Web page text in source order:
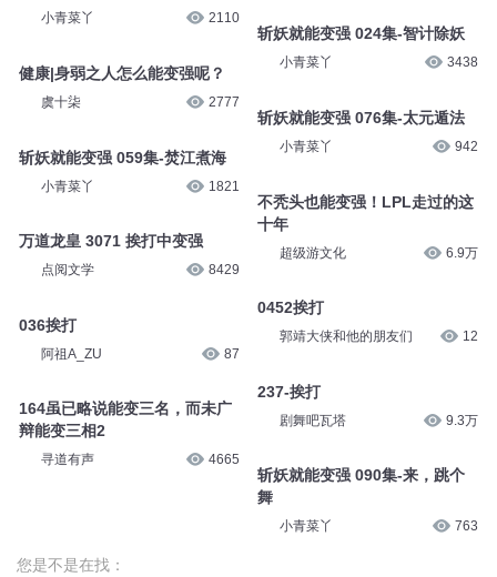
小青菜丫 2110
健康|身弱之人怎么能变强呢？
虞十柒 2777
斩妖就能变强 059集-焚江煮海
小青菜丫 1821
万道龙皇 3071 挨打中变强
点阅文学 8429
036挨打
阿祖A_ZU 87
164虽已略说能变三名，而未广
辩能变三相2
寻道有声 4665
斩妖就能变强 024集-智计除妖
小青菜丫 3438
斩妖就能变强 076集-太元遁法
小青菜丫 942
不秃头也能变强！LPL走过的这
十年
超级游文化 6.9万
0452挨打
郭靖大侠和他的朋友们 12
237-挨打
剧舞吧瓦塔 9.3万
斩妖就能变强 090集-来，跳个
舞
小青菜丫 763
您是不是在找：